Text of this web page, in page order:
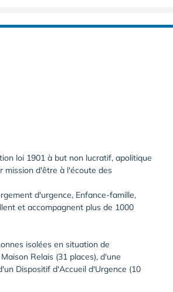
loi 1901 à but non lucratif, apolitique
mission d'être à l'écoute des
d'urgence, Enfance-famille,
et accompagnent plus de 1000
isolées en situation de
Relais (31 places), d'une
Dispositif d'Accueil d'Urgence (10